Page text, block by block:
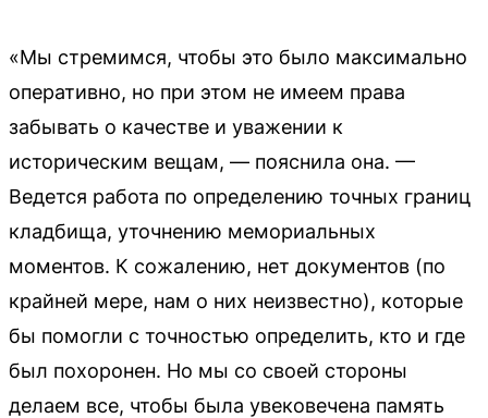
«Мы стремимся, чтобы это было максимально
оперативно, но при этом не имеем права
забывать о качестве и уважении к
историческим вещам, — пояснила она. —
Ведется работа по определению точных границ
кладбища, уточнению мемориальных
моментов. К сожалению, нет документов (по
крайней мере, нам о них неизвестно), которые
бы помогли с точностью определить, кто и где
был похоронен. Но мы со своей стороны
делаем все, чтобы была увековечена память